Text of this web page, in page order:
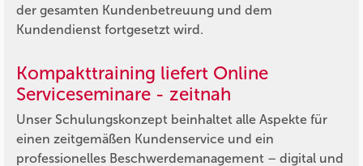
der gesamten Kundenbetreuung und dem
Kundendienst fortgesetzt wird.
Kompakttraining liefert Online
Serviceseminare - zeitnah
Unser Schulungskonzept beinhaltet alle Aspekte für
einen zeitgemäßen Kundenservice und ein
professionelles Beschwerdemanagement – digital und